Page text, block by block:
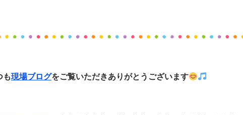
も現場ブログをご覧いただきありがとうございます